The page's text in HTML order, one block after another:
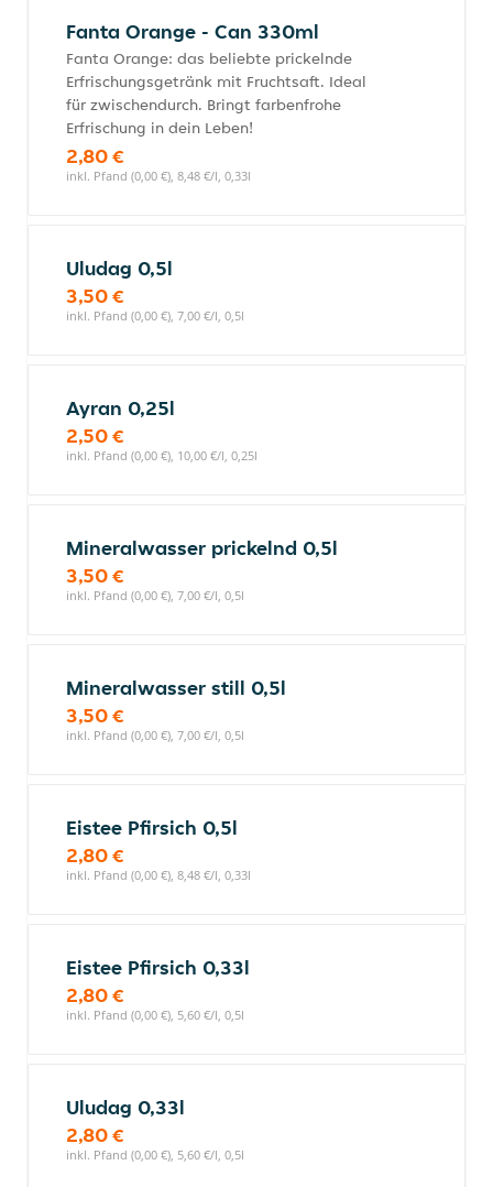
Fanta Orange - Can 330ml
Fanta Orange: das beliebte prickelnde
Erfrischungsgetränk mit Fruchtsaft. Ideal
für zwischendurch. Bringt farbenfrohe
Erfrischung in dein Leben!
2,80 €
inkl. Pfand (0,00 €), 8,48 €/l, 0,33l
Uludag 0,5l
3,50 €
inkl. Pfand (0,00 €), 7,00 €/l, 0,5l
Ayran 0,25l
2,50 €
inkl. Pfand (0,00 €), 10,00 €/l, 0,25l
Mineralwasser prickelnd 0,5l
3,50 €
inkl. Pfand (0,00 €), 7,00 €/l, 0,5l
Mineralwasser still 0,5l
3,50 €
inkl. Pfand (0,00 €), 7,00 €/l, 0,5l
Eistee Pfirsich 0,5l
2,80 €
inkl. Pfand (0,00 €), 8,48 €/l, 0,33l
Eistee Pfirsich 0,33l
2,80 €
inkl. Pfand (0,00 €), 5,60 €/l, 0,5l
Uludag 0,33l
2,80 €
inkl. Pfand (0,00 €), 5,60 €/l, 0,5l